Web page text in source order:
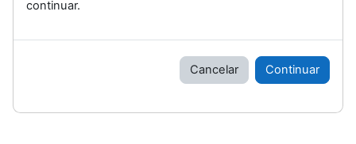
continuar.
Cancelar Continuar